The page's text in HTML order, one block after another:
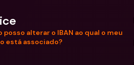
posso alterar o IBAN ao qual o meu
está associado?